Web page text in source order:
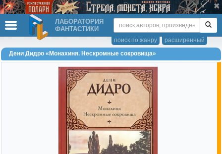
ЛАБОРАТОРИЯ
ФАНТАСТИКИ
расширенный
поиск по жанру
Дени Дидро «Монахиня. Нескромные сокровища»